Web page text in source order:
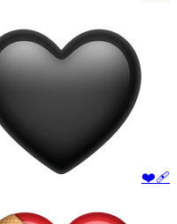
❤️‍🩹